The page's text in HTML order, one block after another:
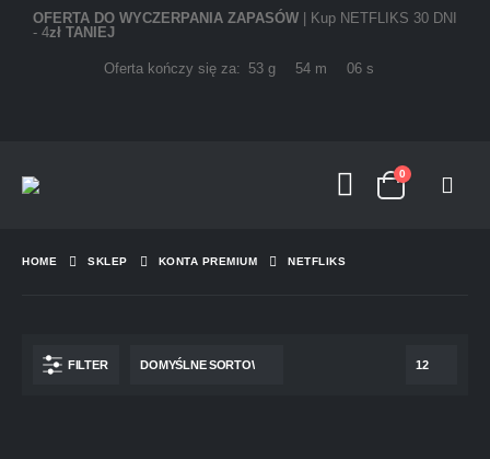
OFERTA DO WYCZERPANIA ZAPASÓW | Kup NETFLIKS 30 DNI
- 4zł TANIEJ
Oferta kończy się za: 53 g 54 m 06 s
0
HOME SKLEP KONTA PREMIUM NETFLIKS
FILTER